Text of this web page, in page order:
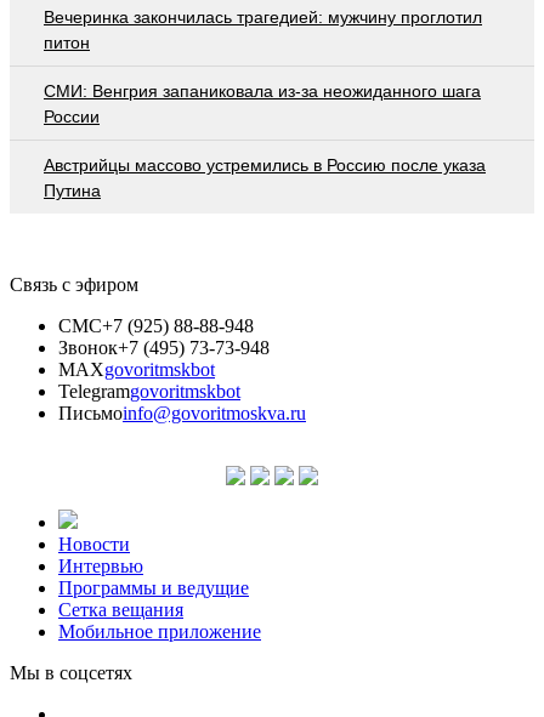
Вечеринка закончилась трагедией: мужчину проглотил
питон
СМИ: Венгрия запаниковала из-за неожиданного шага
России
Австрийцы массово устремились в Россию после указа
Путина
Связь с эфиром
СМС+7 (925) 88-88-948
Звонок+7 (495) 73-73-948
MAXgovoritmskbot
Telegramgovoritmskbot
Письмоinfo@govoritmoskva.ru
Новости
Интервью
Программы и ведущие
Сетка вещания
Мобильное приложение
Мы в соцсетях